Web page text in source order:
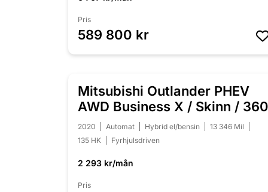
Pris
589 800 kr
NYINKOMMEN
Mitsubishi Outlander PHEV
AWD Business X / Skinn / 360
2020 Automat Hybrid el/bensin
13 346 Mil
135 HK
Fyrhjulsdriven
2 293 kr/mån
Pris